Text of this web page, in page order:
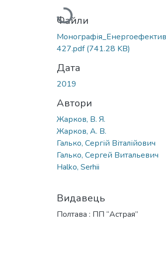
Файли
427.pdf(741.28 KB)
Дата
2019
Автори
Жарков, В. Я.
Жарков, А. В.
Галько, Сергій Віталійович
Галько, Сергей Витальевич
Halko, Serhii
Видавець
Полтава : ПП “Астрая”